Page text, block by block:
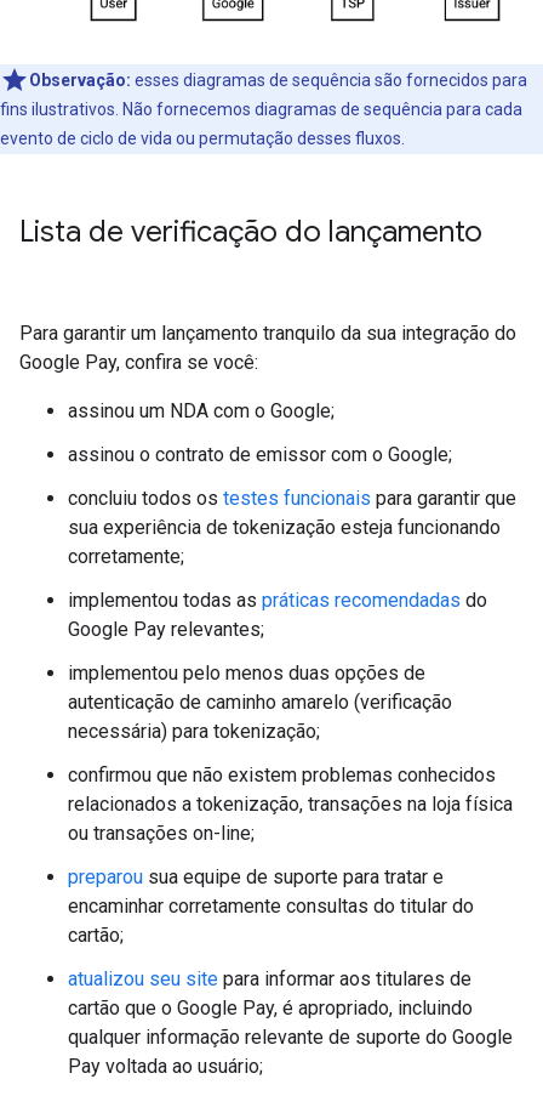
Observação: esses diagramas de sequência são fornecidos para
fins ilustrativos. Não fornecemos diagramas de sequência para cada
evento de ciclo de vida ou permutação desses fluxos.
Lista de verificação do lançamento
Para garantir um lançamento tranquilo da sua integração do
Google Pay, confira se você:
assinou um NDA com o Google;
assinou o contrato de emissor com o Google;
concluiu todos os testes funcionais para garantir que
sua experiência de tokenização esteja funcionando
corretamente;
implementou todas as práticas recomendadas do
Google Pay relevantes;
implementou pelo menos duas opções de
autenticação de caminho amarelo (verificação
necessária) para tokenização;
confirmou que não existem problemas conhecidos
relacionados a tokenização, transações na loja física
ou transações on-line;
preparou sua equipe de suporte para tratar e
encaminhar corretamente consultas do titular do
cartão;
atualizou seu site para informar aos titulares de
cartão que o Google Pay, é apropriado, incluindo
qualquer informação relevante de suporte do Google
Pay voltada ao usuário;